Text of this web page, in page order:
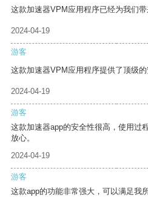
这款加速器VPM应用程序已经为我们带
2024-04-19
游客
这款加速器VPM应用程序提供了顶级的
2024-04-19
游客
这款加速器app的安全性很高，使用过
放心。
2024-04-19
游客
这款app的功能非常强大，可以满足我